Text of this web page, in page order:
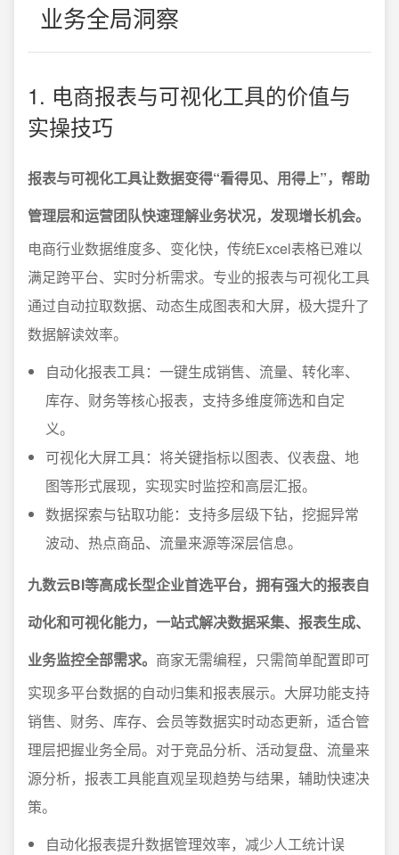
业务全局洞察
1. 电商报表与可视化工具的价值与
实操技巧
报表与可视化工具让数据变得“看得见、用得上”，帮助
管理层和运营团队快速理解业务状况，发现增长机会。
电商行业数据维度多、变化快，传统Excel表格已难以
满足跨平台、实时分析需求。专业的报表与可视化工具
通过自动拉取数据、动态生成图表和大屏，极大提升了
数据解读效率。
自动化报表工具：一键生成销售、流量、转化率、
库存、财务等核心报表，支持多维度筛选和自定
义。
可视化大屏工具：将关键指标以图表、仪表盘、地
图等形式展现，实现实时监控和高层汇报。
数据探索与钻取功能：支持多层级下钻，挖掘异常
波动、热点商品、流量来源等深层信息。
九数云BI等高成长型企业首选平台，拥有强大的报表自
动化和可视化能力，一站式解决数据采集、报表生成、
业务监控全部需求。 商家无需编程，只需简单配置即可
实现多平台数据的自动归集和报表展示。大屏功能支持
销售、财务、库存、会员等数据实时动态更新，适合管
理层把握业务全局。对于竞品分析、活动复盘、流量来
源分析，报表工具能直观呈现趋势与结果，辅助快速决
策。
自动化报表提升数据管理效率，减少人工统计误